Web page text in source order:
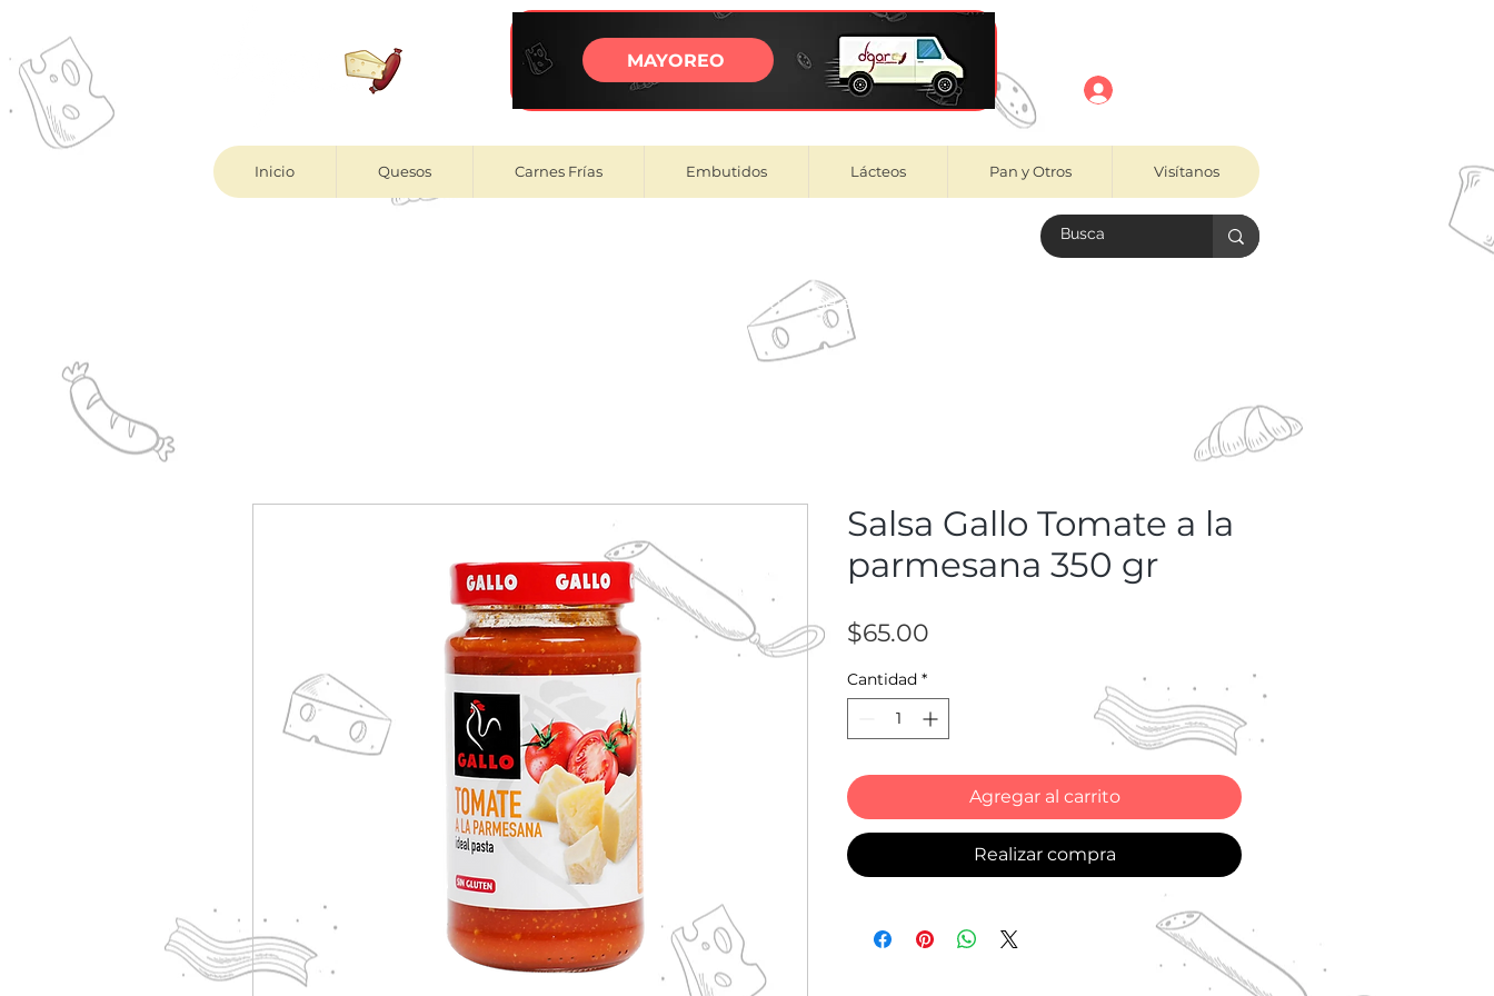
MAYOREO
Inicio Quesos Carnes Frías Embutidos Lácteos Pan y Otros Visítanos
Antes de realizar tu compra verifica si tu colonia se encuentra en el
Salsa Gallo Tomate a la
parmesana 350 gr
$65.00
Cantidad *
Agregar al carrito
Realizar compra